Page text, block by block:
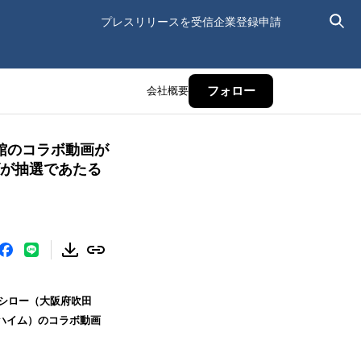
プレスリリースを受信企業登録申請
会社概要 フォロー
のコラボ動画が
抽選であたる
ロー（大阪府吹田
イム）のコラボ動画